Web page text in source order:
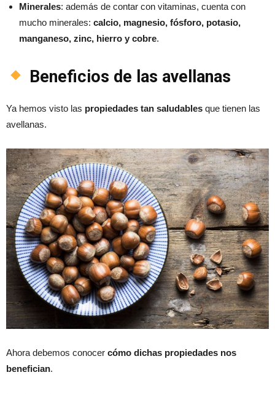
Minerales: además de contar con vitaminas, cuenta con
mucho minerales: calcio, magnesio, fósforo, potasio,
manganeso, zinc, hierro y cobre.
Beneficios de las avellanas
Ya hemos visto las propiedades tan saludables que tienen las
avellanas.
Ahora debemos conocer cómo dichas propiedades nos
benefician.